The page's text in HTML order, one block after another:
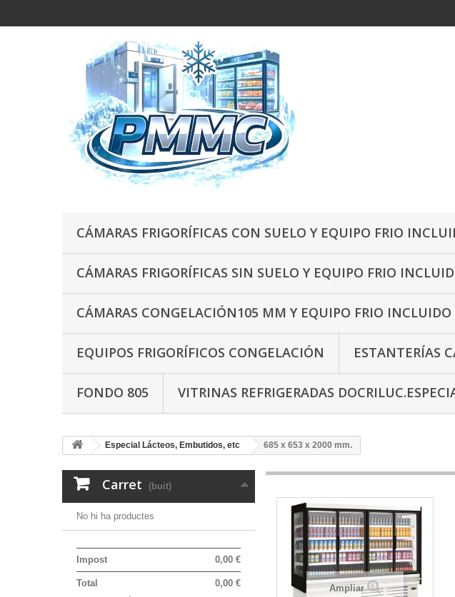
CÁMARAS FRIGORÍFICAS CON SUELO Y EQUIPO FRIO
CÁMARAS FRIGORÍFICAS SIN SUELO Y EQUIPO FRIO
CÁMARAS CONGELACIÓN105 MM Y EQUIPO FRIO INCLUIDO
EQUIPOS FRIGORÍFICOS CONGELACIÓN ESTANTERÍAS
FONDO 805 VITRINAS REFRIGERADAS
Especial Lácteos, Embutidos, etc 685 x 653 x 2000 mm.
Carret (buit)
No hi ha productes
0,00 €
Impost
0,00 €
Total
Ampliar